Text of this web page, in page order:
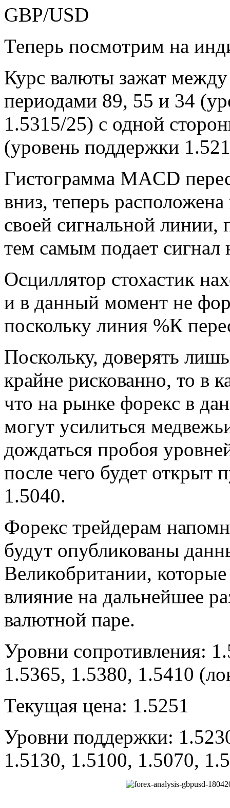
GBP/USD
Теперь посмотрим на
Курс валюты зажат
периодами 89, 55 и 34
1.5315/25) с одной
(уровень поддержки
Гистограмма MACD
вниз, теперь
своей сигнальной линии,
тем самым подает
Осциллятор стохастик
и в данный момент не
поскольку линия %К
Поскольку, доверять
крайне рискованно, то в
что на рынке форекс в
могут усилиться
дождаться пробоя
после чего будет открыт
1.5040.
Форекс трейдерам
будут опубликованы
Великобритании,
влияние на дальнейшее
валютной паре.
Уровни сопротивления:
1.5365, 1.5380, 1.5410
Текущая цена: 1.5251
Уровни поддержки:
1.5130, 1.5100, 1.5070,